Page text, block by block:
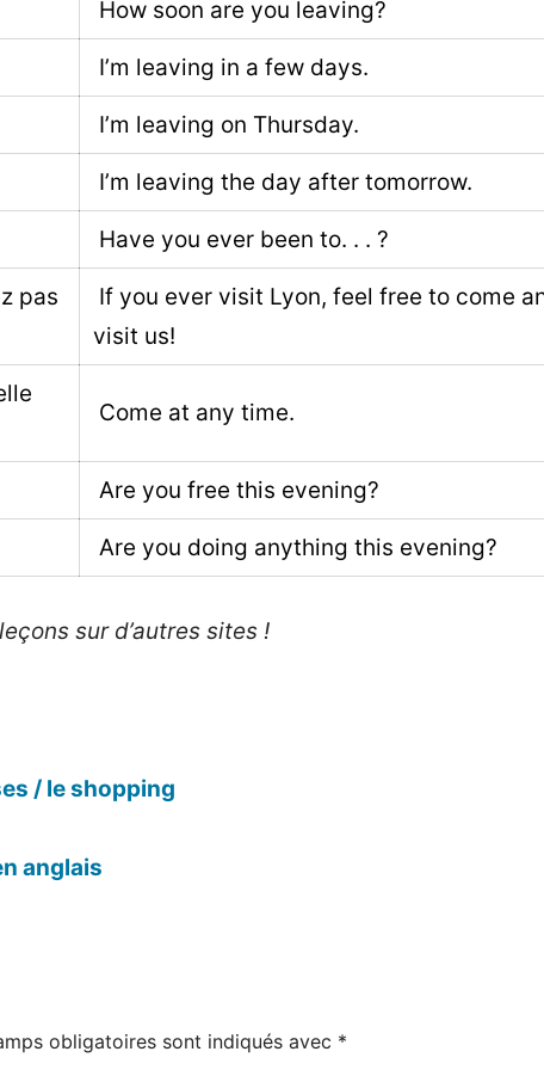
How soon are you leaving?
I’m leaving in a few days.
I’m leaving on Thursday.
I’m leaving the day after tomorrow.
Have you ever been to. . . ?
pas
If you ever visit Lyon, feel free to come
visit us!
Come at any time.
Are you free this evening?
Are you doing anything this evening?
sur d’autres sites !
/ le shopping
anglais
obligatoires sont indiqués avec *